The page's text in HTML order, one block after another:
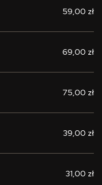
59,00 zł
69,00 zł
75,00 zł
39,00 zł
31,00 zł